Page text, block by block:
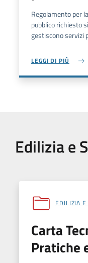
Regolamento per
pubblico richiesto
gestiscono servizi
LEGGI DI PIÙ
Edilizia e
EDILIZIA
Carta
Pratiche